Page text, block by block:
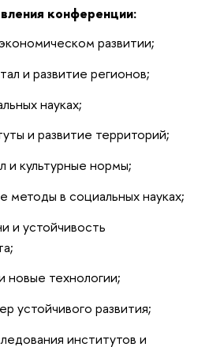
конференции:
развитии;
и развитие регионов;
науках;
и развитие территорий;
и культурные нормы;
методы в социальных науках;
и устойчивость
новые технологии;
устойчивого развития;
институтов и